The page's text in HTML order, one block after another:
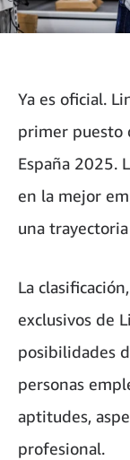
Ya es oficial.
primer puesto
España 2025.
en la mejor
una
La
exclusivos de
posibilidades
personas
aptitudes,
profesional.